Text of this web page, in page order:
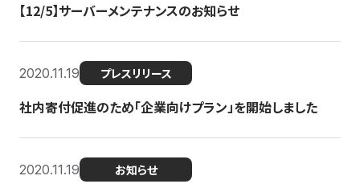
【12/5】サーバーメンテナンスのお知らせ
2020.11.19 プレスリリース
社内寄付促進のため「企業向けプラン」を開始しました
2020.11.19 お知らせ